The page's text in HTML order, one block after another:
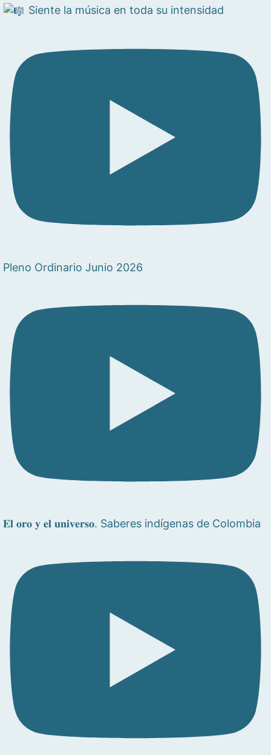
Siente la música en toda su intensidad
Pleno Ordinario Junio 2026
𝐄𝐥 𝐨𝐫𝐨 𝐲 𝐞𝐥 𝐮𝐧𝐢𝐯𝐞𝐫𝐬𝐨. Saberes indígenas de Colombia